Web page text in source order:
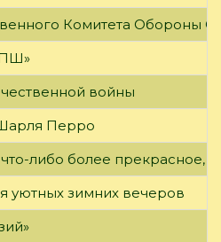
Комитета Обороны
войны
Перро
либо более прекрасное,
уютных зимних вечеров